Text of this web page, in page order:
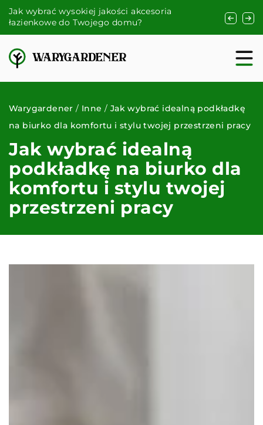
Jak wybrać wysokiej jakości akcesoria
łazienkowe do Twojego domu?
Jak
Warygardener / Inne / Jak wybrać idealną podkładkę
na biurko dla komfortu i stylu twojej przestrzeni pracy
Jak wybrać idealną
podkładkę na biurko dla
komfortu i stylu twojej
przestrzeni pracy